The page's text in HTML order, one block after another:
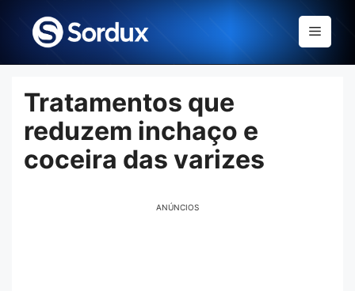
content
Menu
Tratamentos que
reduzem inchaço e
coceira das varizes
ANÚNCIOS